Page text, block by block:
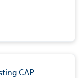
CAP